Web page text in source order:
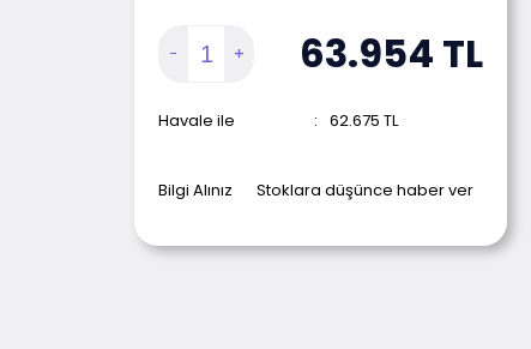
63.954 TL
Havale ile : 62.675 TL
Bilgi Alınız Stoklara düşünce haber ver